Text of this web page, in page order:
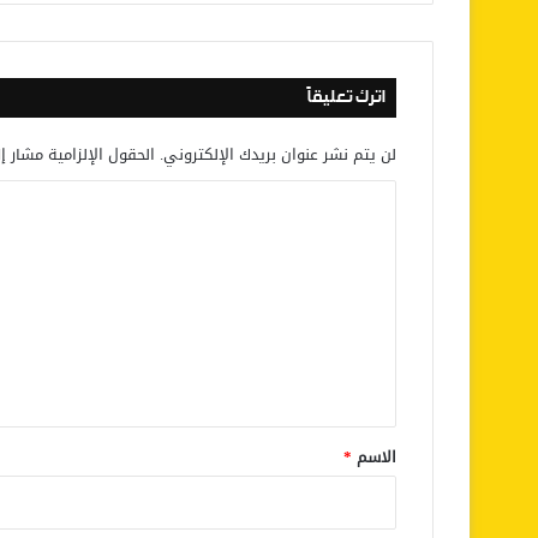
اترك تعليقاً
لن يتم نشر عنوان بريدك الإلكتروني. الحقول الإلزامية مشار
*
الاسم *